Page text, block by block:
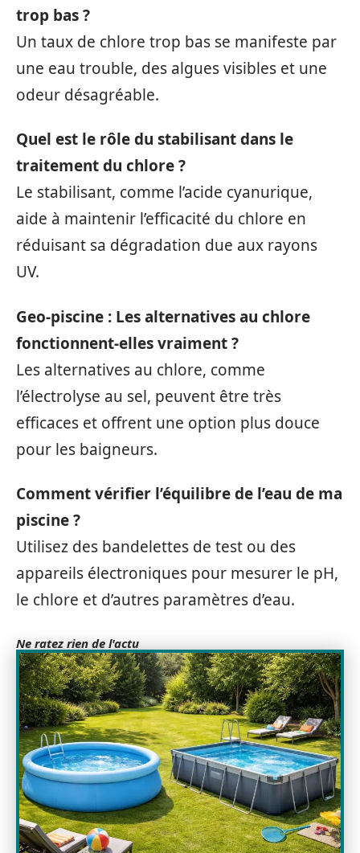
trop bas ?
Un taux de chlore trop bas se manifeste par
une eau trouble, des algues visibles et une
odeur désagréable.
Quel est le rôle du stabilisant dans le
traitement du chlore ?
Le stabilisant, comme l’acide cyanurique,
aide à maintenir l’efficacité du chlore en
réduisant sa dégradation due aux rayons
UV.
Geo-piscine : Les alternatives au chlore
fonctionnent-elles vraiment ?
Les alternatives au chlore, comme
l’électrolyse au sel, peuvent être très
efficaces et offrent une option plus douce
pour les baigneurs.
Comment vérifier l’équilibre de l’eau de ma
piscine ?
Utilisez des bandelettes de test ou des
appareils électroniques pour mesurer le pH,
le chlore et d’autres paramètres d’eau.
Ne ratez rien de l'actu